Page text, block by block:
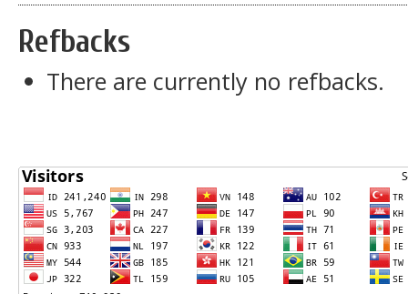
Refbacks
There are currently no refbacks.